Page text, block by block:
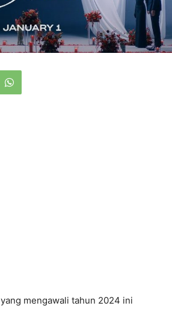
mengawali tahun 2024 ini